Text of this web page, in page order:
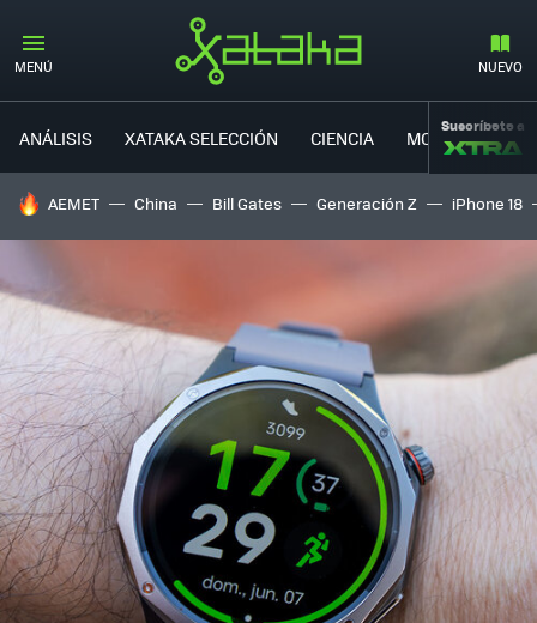
MENÚ NUEVO
ANÁLISIS XATAKA SELECCIÓN CIENCIA MOVILIDAD
Suscríbete a
HOY SE HABLA DE
AEMET China Bill Gates Generación Z iPhone 18